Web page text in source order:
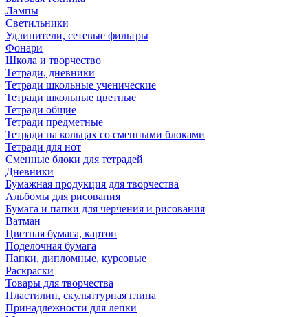
Лампы
Светильники
Удлинители, сетевые фильтры
Фонари
Школа и творчество
Тетради, дневники
Тетради школьные ученические
Тетради школьные цветные
Тетради общие
Тетради предметные
Тетради на кольцах со сменными блоками
Тетради для нот
Сменные блоки для тетрадей
Дневники
Бумажная продукция для творчества
Альбомы для рисования
Бумага и папки для черчения и рисования
Ватман
Цветная бумага, картон
Поделочная бумага
Папки, дипломные, курсовые
Раскраски
Товары для творчества
Пластилин, скульптурная глина
Принадлежности для лепки